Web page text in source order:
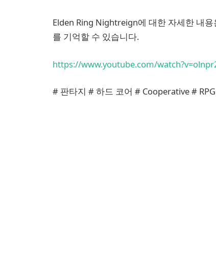
Elden Ring Nightreign에 대한 자세한 내
를 기억할 수 있습니다.
https://www.youtube.com/
# 판타지 # 하드 코어 # Cooperative #